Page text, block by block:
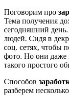
Поговорим про
Тема получения
сегодняшний
людей. Сидя в
соц. сетях, чтобы
фото. Но они даже
такого простого
Способов
разберем